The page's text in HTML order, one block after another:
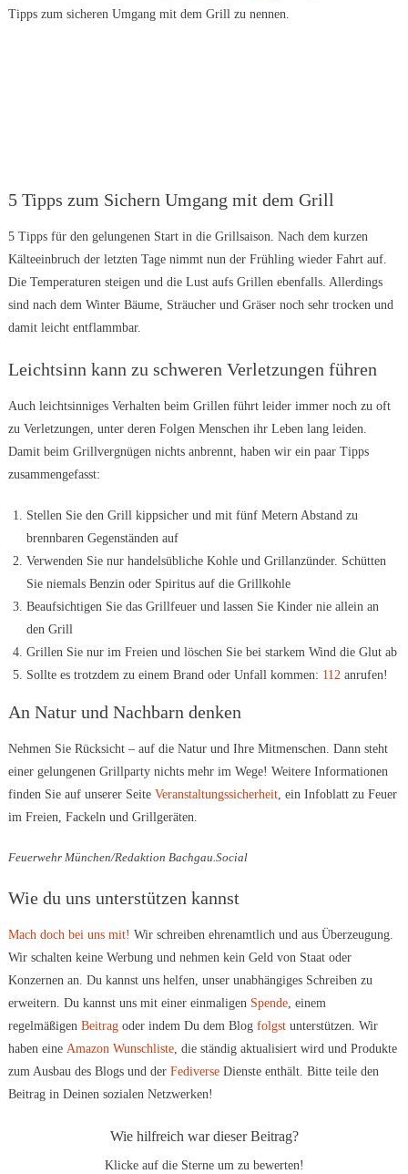
Tipps zum sicheren Umgang mit dem Grill zu nennen.
5 Tipps zum Sichern Umgang mit dem Grill
5 Tipps für den gelungenen Start in die Grillsaison. Nach dem kurzen
Kälteeinbruch der letzten Tage nimmt nun der Frühling wieder Fahrt auf.
Die Temperaturen steigen und die Lust aufs Grillen ebenfalls. Allerdings
sind nach dem Winter Bäume, Sträucher und Gräser noch sehr trocken und
damit leicht entflammbar.
Leichtsinn kann zu schweren Verletzungen führen
Auch leichtsinniges Verhalten beim Grillen führt leider immer noch zu oft
zu Verletzungen, unter deren Folgen Menschen ihr Leben lang leiden.
Damit beim Grillvergnügen nichts anbrennt, haben wir ein paar Tipps
zusammengefasst:
Stellen Sie den Grill kippsicher und mit fünf Metern Abstand zu
brennbaren Gegenständen auf
Verwenden Sie nur handelsübliche Kohle und Grillanzünder. Schütten
Sie niemals Benzin oder Spiritus auf die Grillkohle
Beaufsichtigen Sie das Grillfeuer und lassen Sie Kinder nie allein an
den Grill
Grillen Sie nur im Freien und löschen Sie bei starkem Wind die Glut ab
Sollte es trotzdem zu einem Brand oder Unfall kommen: 112anrufen!
An Natur und Nachbarn denken
Nehmen Sie Rücksicht – auf die Natur und Ihre Mitmenschen. Dann steht
einer gelungenen Grillparty nichts mehr im Wege! Weitere Informationen
finden Sie auf unserer Seite Veranstaltungssicherheit, ein Infoblatt zu Feuer
im Freien, Fackeln und Grillgeräten.
Feuerwehr München/Redaktion Bachgau.Social
Wie du uns unterstützen kannst
Mach doch bei uns mit! Wir schreiben ehrenamtlich und aus Überzeugung.
Wir schalten keine Werbung und nehmen kein Geld von Staat oder
Konzernen an. Du kannst uns helfen, unser unabhängiges Schreiben zu
erweitern. Du kannst uns mit einer einmaligen Spende, einem
regelmäßigen Beitragoder indem Du dem Blog folgstunterstützen. Wir
haben eine Amazon Wunschliste, die ständig aktualisiert wird und Produkte
zum Ausbau des Blogs und der FediverseDienste enthält. Bitte teile den
Beitrag in Deinen sozialen Netzwerken!
Wie hilfreich war dieser Beitrag?
Klicke auf die Sterne um zu bewerten!